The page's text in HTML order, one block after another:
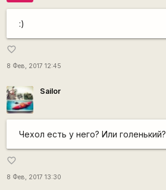
:)
favorite_border
8 Фев, 2017 12:45
Sailor
Чехол есть у него? Или голенький?
favorite_border
8 Фев, 2017 13:30